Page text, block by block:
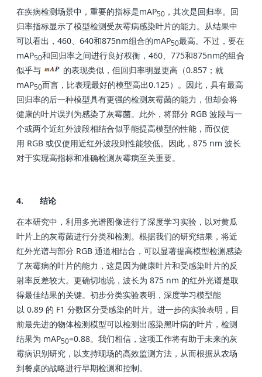
在疾病检测场景中，重要的指标是mAP50 ，其次是回归率。回
归率指标显示了模型检测受灰霉病感染叶片的能力。从结果中
可以看出，460、640和875nm组合的mAP50最高。不过，要在
mAP50和回归率之间进行良好权衡，460、775和875nm的组合
似乎与
的表现类似，但回归率明显更高（0.857；就
mAP50而言，比表现最好的模型高出0.125）。因此，具有最高
回归率的后一种模型具有更强的检测灰霉菌的能力，但却会将
健康的叶片误判为感染了灰霉菌。此外，将部分 RGB 波段与一
个或两个近红外波段相结合似乎能提高模型的性能，而仅使
用 RGB 或仅使用近红外波段则性能较低。因此，875 nm 波长
对于实现高指标和准确检测灰霉病至关重要。
4. 结论
在本研究中，利用多光谱图像进行了深度学习实验，以对黄瓜
叶片上的灰霉菌进行分类和检测。根据我们的研究结果，将近
红外光谱与部分 RGB 通道相结合，可以显著提高模型检测感染
了灰霉病的叶片的能力，这是因为健康叶片和受感染叶片的反
射率反差较大。更确切地说，波长为 875 nm 的红外光谱是取
得最佳结果的关键。初步分类实验表明，深度学习模型能
以 0.89 的 F1 分数区分受感染的叶片。进一步的实验表明，目
前最先进的物体检测模型可以检测出感染黑叶病的叶片，检测
结果为 mAP50=0.88。我们相信，这项工作将有助于未来的灰
霉病识别研究，以支持现场的高效监测方法，从而根据从农场
到餐桌的战略进行早期检测和控制。